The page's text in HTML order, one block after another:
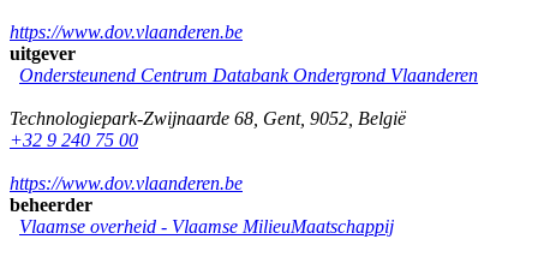
https://www.dov.vlaanderen.be
uitgever
Ondersteunend Centrum Databank Ondergrond Vlaanderen
Technologiepark-Zwijnaarde 68 Gent, 9052 België
+32 9 240 75 00
https://www.dov.vlaanderen.be
beheerder
Vlaamse overheid - Vlaamse MilieuMaatschappij